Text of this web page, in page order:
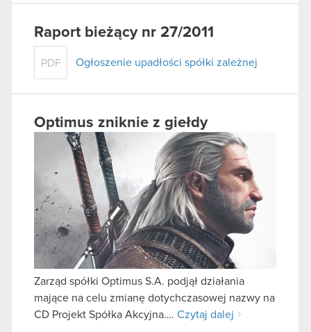
Raport bieżący nr 27/2011
PDF Ogłoszenie upadłości spółki zależnej
Optimus zniknie z giełdy
Zarząd spółki Optimus S.A. podjął działania
mające na celu zmianę dotychczasowej nazwy na
CD Projekt Spółka Akcyjna…. Czytaj dalej